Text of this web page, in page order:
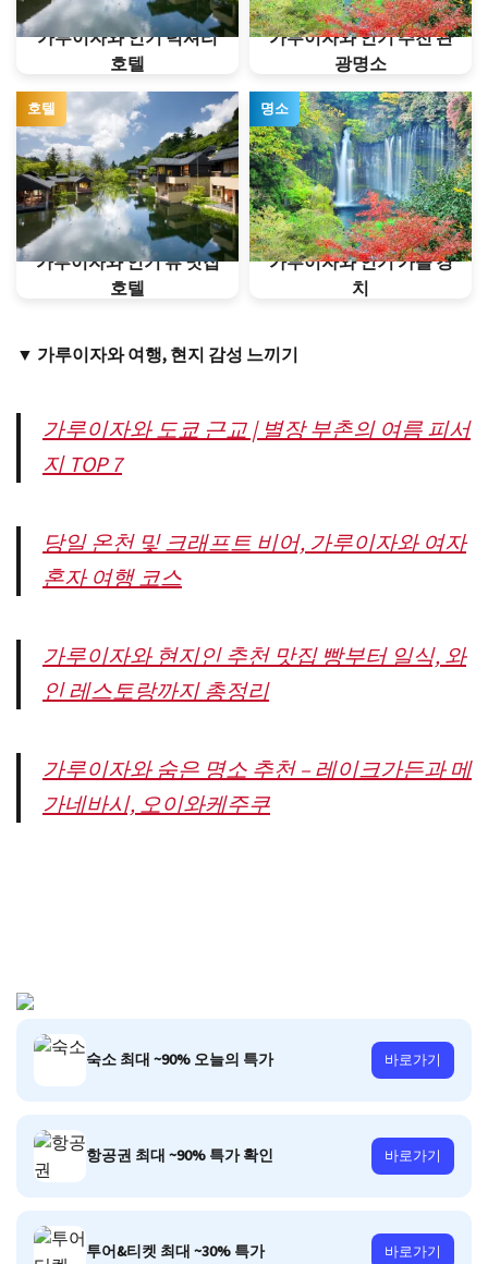
가루이자와 인기 럭셔리
호텔
가루이자와 인기 추천 관
광명소
호텔
가루이자와 인기 뷰 맛집
호텔
명소
가루이자와 인기 가을 경
치
▼ 가루이자와 여행, 현지 감성 느끼기
가루이자와 도쿄 근교 | 별장 부촌의 여름 피서
지 TOP 7
당일 온천 및 크래프트 비어, 가루이자와 여자
혼자 여행 코스
가루이자와 현지인 추천 맛집 빵부터 일식, 와
인 레스토랑까지 총정리
가루이자와 숨은 명소 추천 – 레이크가든과 메
가네바시, 오이와케주쿠
숙소 최대 ~90% 오늘의 특가 바로가기
항공권 최대 ~90% 특가 확인 바로가기
투어&티켓 최대 ~30% 특가 바로가기